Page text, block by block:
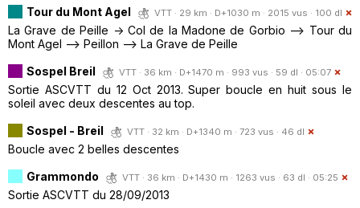
Tour du Mont Agel
VTT · 29 km · D+1030 m · 2015 vus · 100 dl
La Grave de Peille -> Col de la Madone de Gorbio --> Tour du
Mont Agel --> Peillon --> La Grave de Peille
Sospel Breil
VTT · 36 km · D+1470 m · 993 vus · 59 dl · 05:07
Sortie ASCVTT du 12 Oct 2013. Super boucle en huit sous le
soleil avec deux descentes au top.
Sospel - Breil
VTT · 32 km · D+1340 m · 723 vus · 46 dl
Boucle avec 2 belles descentes
Grammondo
VTT · 36 km · D+1430 m · 1263 vus · 63 dl · 05:25
Sortie ASCVTT du 28/09/2013